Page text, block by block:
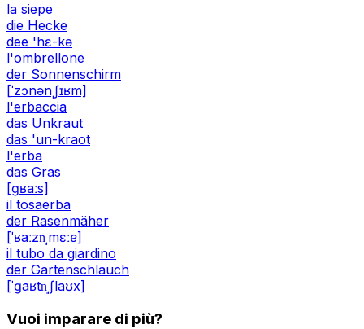
la siepe
die Hecke
dee 'hɛ-kə
l'ombrellone
der Sonnenschirm
[ˈzɔnənˌʃɪʁm]
l'erbaccia
das Unkraut
das 'un-kraot
l'erba
das Gras
[ɡʁaːs]
il tosaerba
der Rasenmäher
[ˈʁaːzn̩ˌmɛːɐ]
il tubo da giardino
der Gartenschlauch
[ˈɡaʁtn̩ˌʃlaʊx]
Vuoi imparare di più?